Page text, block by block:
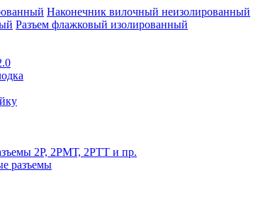
Наконечник вилочный неизолированный
Разъем флажковый изолированный
2Р, 2РМТ, 2РТТ и пр.
разъемы